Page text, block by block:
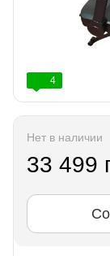
4
Нет в наличии
33 499